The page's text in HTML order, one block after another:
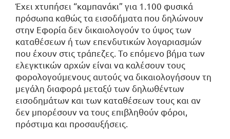
Έχει χτυπήσει “καμπανάκι” για 1.100 φυσικά
πρόσωπα καθώς τα εισοδήματα που δηλώνουν
στην Εφορία δεν δικαιολογούν το ύψος των
καταθέσεων ή των επενδυτικών λογαριασμών
που έχουν στις τράπεζες. Το επόμενο βήμα των
ελεγκτικών αρχών είναι να καλέσουν τους
φορολογούμενους αυτούς να δικαιολογήσουν τη
μεγάλη διαφορά μεταξύ των δηλωθέντων
εισοδημάτων και των καταθέσεων τους και αν
δεν μπορέσουν να τους επιβληθούν φόροι,
πρόστιμα και προσαυξήσεις.